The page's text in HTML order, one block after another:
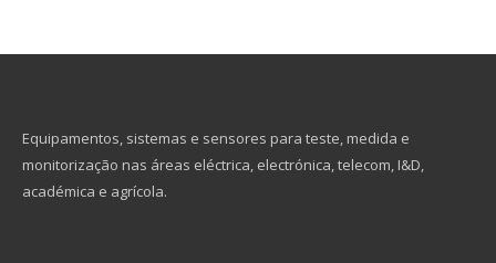
Equipamentos, sistemas e sensores para teste, medida e
monitorização nas áreas eléctrica, electrónica, telecom, I&D,
académica e agrícola.